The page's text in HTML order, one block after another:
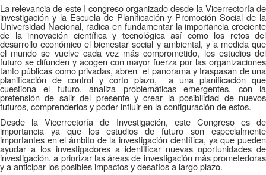
La relevancia de este I congreso organizado desde la Vicerrectoría de
investigación y la Escuela de Planificación y Promoción Social de la
Universidad Nacional, radica en fundamentar la importancia creciente
de la innovación científica y tecnológica así como los retos del
desarrollo económico el bienestar social y ambiental, y a medida que
el mundo se vuelve cada vez más comprometido, los estudios del
futuro se difunden y acogen con mayor fuerza por las organizaciones
tanto públicas como privadas, abren el panorama y traspasan de una
planificación de control y corto plazo, a una planificación que
cuestiona el futuro, analiza problemáticas emergentes, con la
pretensión de salir del presente y crear la posibilidad de nuevos
futuros, comprenderlos y poder influir en la configuración de estos.
Desde la Vicerrectoría de Investigación, este Congreso es de
importancia ya que los estudios de futuro son especialmente
importantes en el ámbito de la investigación científica, ya que pueden
ayudar a los investigadores a identificar nuevas oportunidades de
investigación, a priorizar las áreas de investigación más prometedoras
y a anticipar los posibles impactos y desafíos a largo plazo.